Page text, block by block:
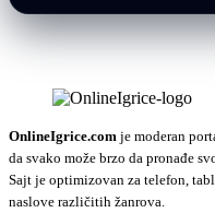
OnlineIgrice.com je moderan
da svako može brzo da pronađe
Sajt je optimizovan za telefon,
naslove različitih žanrova.